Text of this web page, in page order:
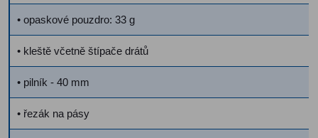
• opaskové pouzdro: 33 g
• kleště včetně štípače drátů
• pilník - 40 mm
• řezák na pásy